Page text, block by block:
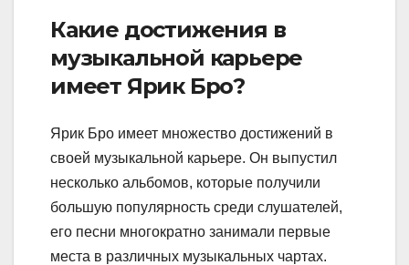
Какие достижения в
музыкальной карьере
имеет Ярик Бро?
Ярик Бро имеет множество достижений в
своей музыкальной карьере. Он выпустил
несколько альбомов, которые получили
большую популярность среди слушателей,
его песни многократно занимали первые
места в различных музыкальных чартах.